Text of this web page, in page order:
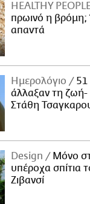
HEALTHY
πρωινό η βρόμη;
απαντά
Ημερολόγιο
51
άλλαξαν τη
Στάθη
Design
Μόνο
υπέροχα σπίτια
Ζιβανσί